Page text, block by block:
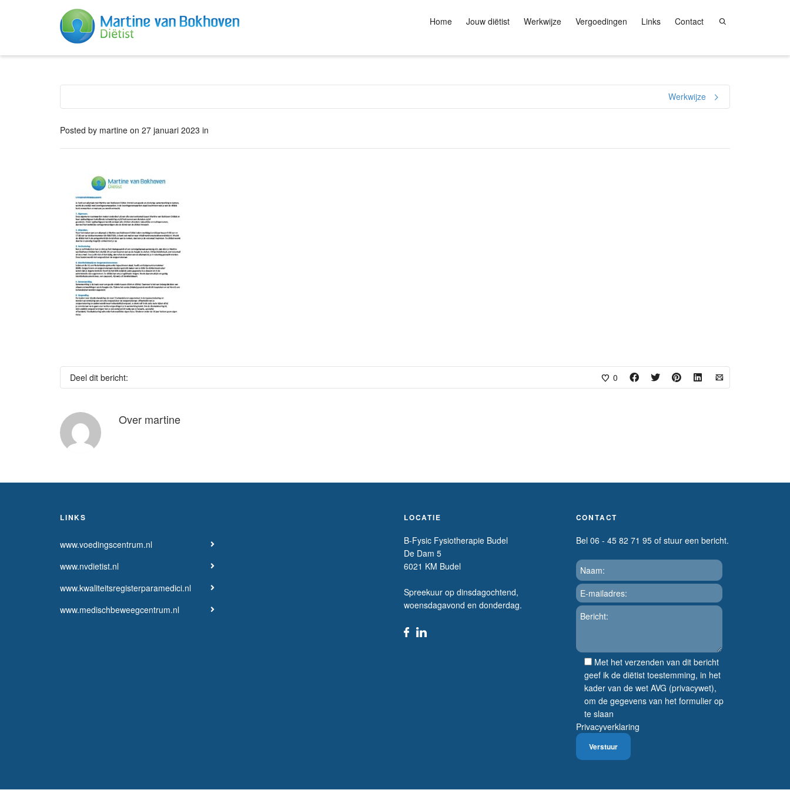
Home Jouw diëtist Werkwijze Vergoedingen Links Contact
Werkwijze
Posted by martine on 27 januari 2023 in
Deel dit bericht: 0
Over martine
LINKS
www.voedingscentrum.nl
www.nvdietist.nl
www.kwaliteitsregisterparamedici.nl
www.medischbeweegcentrum.nl
LOCATIE
B-Fysic Fysiotherapie Budel
De Dam 5
6021 KM Budel
Spreekuur op dinsdagochtend,
woensdagavond en donderdag.
CONTACT
Bel 06 - 45 82 71 95 of stuur een bericht.
Met het verzenden van dit bericht
geef ik de diëtist toestemming, in het
kader van de wet AVG (privacywet),
om de gegevens van het formulier op
te slaan
Privacyverklaring